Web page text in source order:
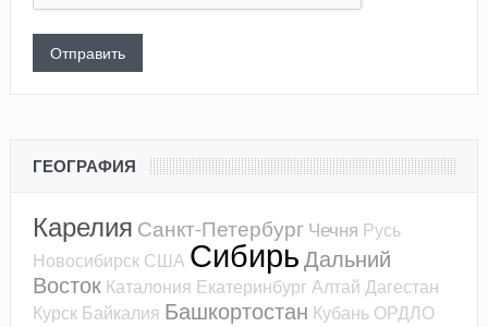
ГЕОГРАФИЯ
Карелия Санкт-Петербург Чечня Русь
Новосибирск США СибирьДальний
Восток Каталония Екатеринбург Алтай Дагестан
Курск Байкалия Башкортостан Кубань ОРДЛО